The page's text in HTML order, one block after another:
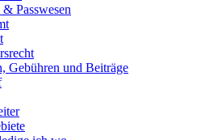
Passwesen
Gebühren und Beiträge